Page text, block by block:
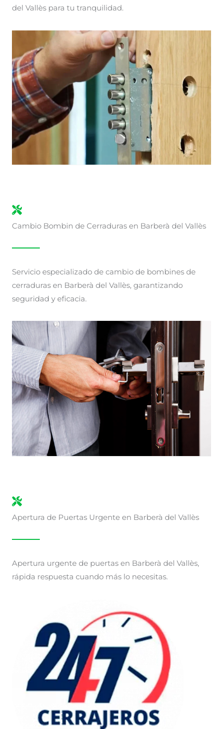
del Vallès para tu tranquilidad.
Cambio Bombin de Cerraduras en Barberà del Vallès
Servicio especializado de cambio de bombines de
cerraduras en Barberà del Vallès, garantizando
seguridad y eficacia.
Apertura de Puertas Urgente en Barberà del Vallès
Apertura urgente de puertas en Barberà del Vallès,
rápida respuesta cuando más lo necesitas.